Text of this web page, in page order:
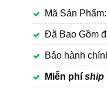
là:
1,395,000₫.
hiện
tại
là:
1,150,000₫.
Mã Sản
Đã Bao Gồm
Bảo hành
Miễn phíship